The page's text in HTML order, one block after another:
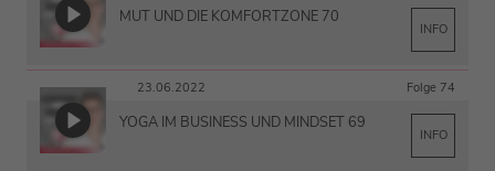
MUT UND DIE KOMFORTZONE 70
INFO
23.06.2022 Folge 74
YOGA IM BUSINESS UND MINDSET 69
INFO